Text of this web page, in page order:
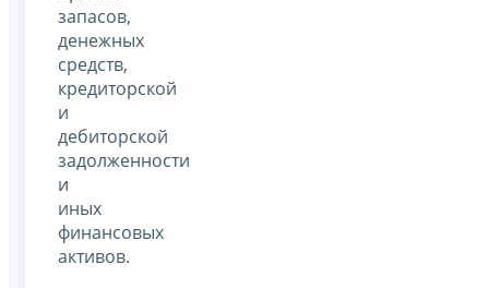
запасов,
денежных
средств,
кредиторской
и
дебиторской
задолженности
и
иных
финансовых
активов.